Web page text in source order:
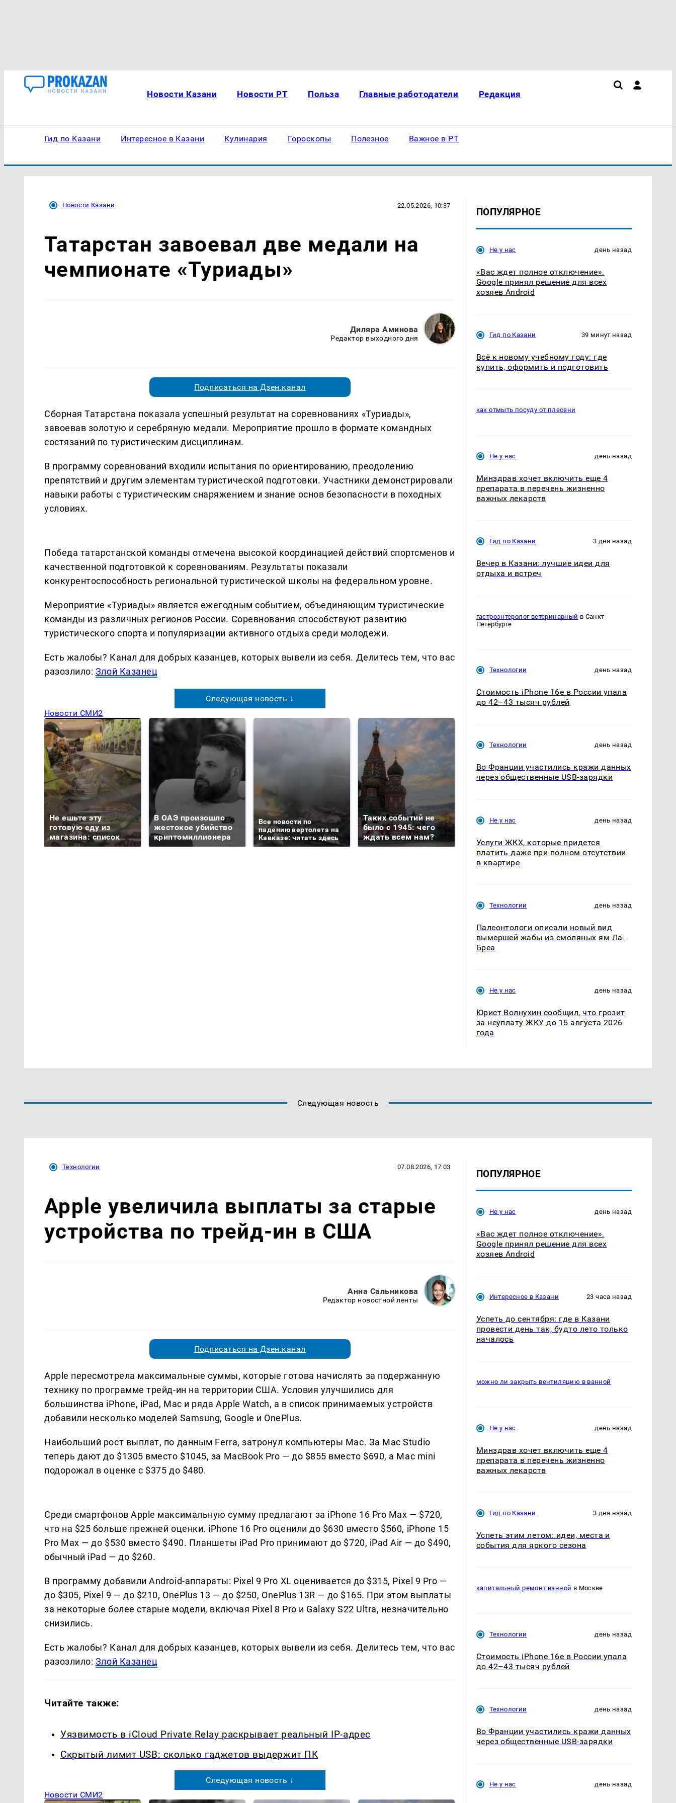
Новости Казани Новости РТ Польза Главные работодатели Редакция
Гид по Казани Интересное в Казани Кулинария Гороскопы Полезное Важное в РТ
Новости Казани 22.05.2026, 10:37
Татарстан завоевал две медали на
чемпионате «Туриады»
Диляра Аминова
Редактор выходного дня
Подписаться на Дзен.канал
Сборная Татарстана показала успешный результат на соревнованиях «Туриады»,
завоевав золотую и серебряную медали. Мероприятие прошло в формате командных
состязаний по туристическим дисциплинам.
В программу соревнований входили испытания по ориентированию, преодолению
препятствий и другим элементам туристической подготовки. Участники демонстрировали
навыки работы с туристическим снаряжением и знание основ безопасности в походных
условиях.
Победа татарстанской команды отмечена высокой координацией действий спортсменов и
качественной подготовкой к соревнованиям. Результаты показали
конкурентоспособность региональной туристической школы на федеральном уровне.
Мероприятие «Туриады» является ежегодным событием, объединяющим туристические
команды из различных регионов России. Соревнования способствуют развитию
туристического спорта и популяризации активного отдыха среди молодежи.
Есть жалобы? Канал для добрых казанцев, которых вывели из себя. Делитеcь тем, что вас
разозлило: Злой Казанец
Следующая новость ↓
Новости СМИ2
Не ешьте эту
готовую еду из
магазина: список
В ОАЭ произошло
жестокое убийство
криптомиллионера
Все новости по
падению вертолета на
Кавказе: читать здесь
Таких событий не
было с 1945: чего
ждать всем нам?
В магазинах России
полицейскую
ПОПУЛЯРНОЕ
Не у нас день назад
«Вас ждет полное отключение».
Google принял решение для всех
хозяев Android
Гид по Казани 39 минут назад
Всё к новому учебному году: где
купить, оформить и подготовить
как отмыть посуду от плесени
Не у нас день назад
Минздрав хочет включить еще 4
препарата в перечень жизненно
важных лекарств
Гид по Казани 3 дня назад
Вечер в Казани: лучшие идеи для
отдыха и встреч
гастроэнтеролог ветеринарный в Санкт-
Петербурге
Технологии день назад
Стоимость iPhone 16e в России упала
до 42–43 тысяч рублей
Технологии день назад
Во Франции участились кражи данных
через общественные USB-зарядки
Не у нас день назад
Услуги ЖКХ, которые придется
платить даже при полном отсутствии
в квартире
Технологии день назад
Палеонтологи описали новый вид
вымершей жабы из смоляных ям Ла-
Бреа
Не у нас день назад
Юрист Волнухин сообщил, что грозит
за неуплату ЖКУ до 15 августа 2026
года
Следующая новость
Технологии 07.08.2026, 17:03
Apple увеличила выплаты за старые
устройства по трейд-ин в США
Анна Сальникова
Редактор новостной ленты
Подписаться на Дзен.канал
Apple пересмотрела максимальные суммы, которые готова начислять за подержанную
технику по программе трейд-ин на территории США. Условия улучшились для
большинства iPhone, iPad, Mac и ряда Apple Watch, а в список принимаемых устройств
добавили несколько моделей Samsung, Google и OnePlus.
Наибольший рост выплат, по данным Ferra, затронул компьютеры Mac. За Mac Studio
теперь дают до $1305 вместо $1045, за MacBook Pro — до $855 вместо $690, а Mac mini
подорожал в оценке с $375 до $480.
Среди смартфонов Apple максимальную сумму предлагают за iPhone 16 Pro Max — $720,
что на $25 больше прежней оценки. iPhone 16 Pro оценили до $630 вместо $560, iPhone 15
Pro Max — до $530 вместо $490. Планшеты iPad Pro принимают до $720, iPad Air — до $490,
обычный iPad — до $260.
В программу добавили Android-аппараты: Pixel 9 Pro XL оценивается до $315, Pixel 9 Pro —
до $305, Pixel 9 — до $210, OnePlus 13 — до $250, OnePlus 13R — до $165. При этом выплаты
за некоторые более старые модели, включая Pixel 8 Pro и Galaxy S22 Ultra, незначительно
снизились.
Есть жалобы? Канал для добрых казанцев, которых вывели из себя. Делитеcь тем, что вас
разозлило: Злой Казанец
Читайте также:
Уязвимость в iCloud Private Relay раскрывает реальный IP-адрес
Скрытый лимит USB: сколько гаджетов выдержит ПК
Следующая новость ↓
Новости СМИ2
ПОПУЛЯРНОЕ
Не у нас день назад
«Вас ждет полное отключение».
Google принял решение для всех
хозяев Android
Интересное в Казани 23 часа назад
Успеть до сентября: где в Казани
провести день так, будто лето только
началось
можно ли закрыть вентиляцию в ванной
Не у нас день назад
Минздрав хочет включить еще 4
препарата в перечень жизненно
важных лекарств
Гид по Казани 3 дня назад
Успеть этим летом: идеи, места и
события для яркого сезона
капитальный ремонт ванной в Москве
Технологии день назад
Стоимость iPhone 16e в России упала
до 42–43 тысяч рублей
Технологии день назад
Во Франции участились кражи данных
через общественные USB-зарядки
Не у нас день назад